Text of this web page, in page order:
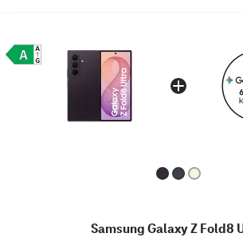
Samsung Galaxy Z Fold8